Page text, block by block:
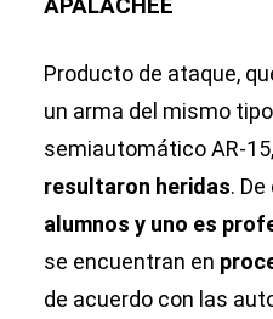
APALACHEE
Producto de ataque,
un arma del mismo
semiautomático AR-
resultaron heridas.
alumnos y uno es
se encuentran en
de acuerdo con las